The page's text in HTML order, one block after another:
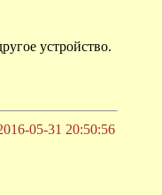
устройство.
05-31 20:50:56